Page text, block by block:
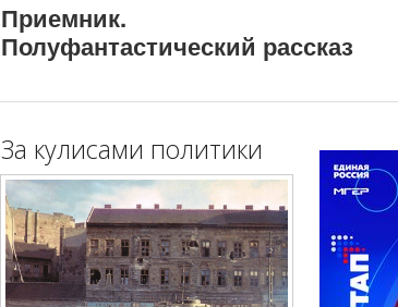
Приемник.
Полуфантастический рассказ
За кулисами политики